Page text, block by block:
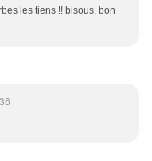
les tiens !! bisous, bon